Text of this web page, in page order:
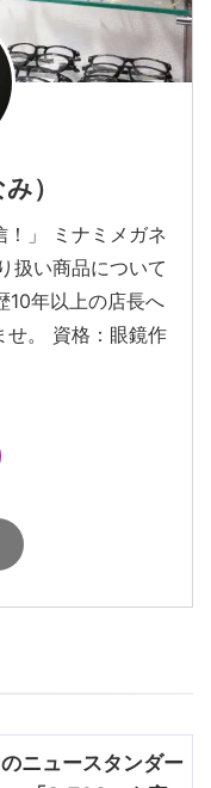
）
！」 ミナミメガネ
扱い商品について
10年以上の店長へ
せ。 資格：眼鏡作
ニュースタンダー